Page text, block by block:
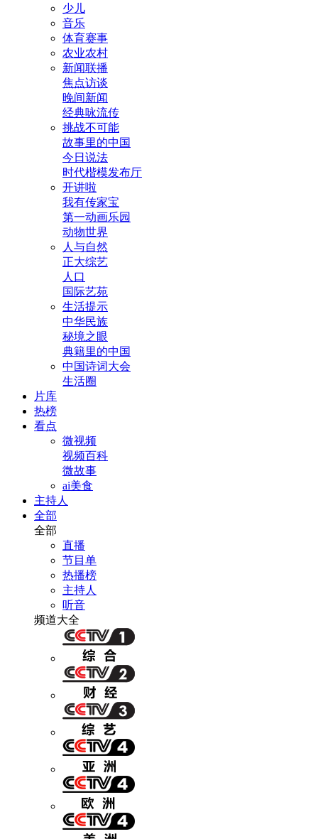
少儿
音乐
体育赛事
农业农村
新闻联播
焦点访谈
晚间新闻
经典咏流传
挑战不可能
故事里的中国
今日说法
时代楷模发布厅
开讲啦
我有传家宝
第一动画乐园
动物世界
人与自然
正大综艺
人口
国际艺苑
生活提示
中华民族
秘境之眼
典籍里的中国
中国诗词大会
生活圈
片库
热榜
看点
微视频
视频百科
微故事
ai美食
主持人
全部
全部
直播
节目单
热播榜
主持人
听音
频道大全